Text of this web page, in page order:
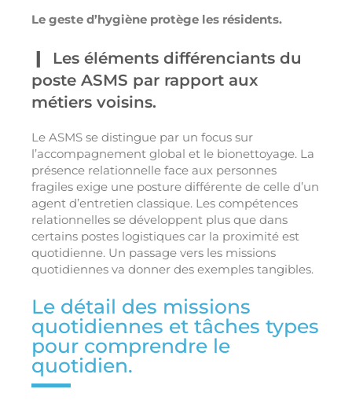
Le geste d’hygiène protège les résidents.
Les éléments différenciants du
poste ASMS par rapport aux
métiers voisins.
Le ASMS se distingue par un focus sur
l’accompagnement global et le bionettoyage. La
présence relationnelle face aux personnes
fragiles exige une posture différente de celle d’un
agent d’entretien classique. Les compétences
relationnelles se développent plus que dans
certains postes logistiques car la proximité est
quotidienne. Un passage vers les missions
quotidiennes va donner des exemples tangibles.
Le détail des missions
quotidiennes et tâches types
pour comprendre le
quotidien.